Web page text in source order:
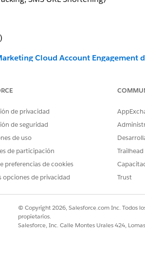
Cloud Account Engagement
de privacidad
de seguridad
de uso
de participación
preferencias de cookies
opciones de privacidad
Trailhead
Trust
© Copyright 2026, Salesforce.com Inc. Todos
propietarios.
Salesforce, Inc. Calle Montes Urales 424,